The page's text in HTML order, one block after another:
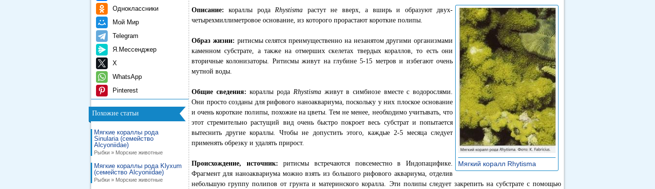
Одноклассники
Мой Мир
Telegram
Я.Мессенджер
X
WhatsApp
Pinterest
Похожие статьи
Мягкие кораллы рода
Sinularia (семейство
Alcyoniidae)
Рыбки » Морские животные
Мягкие кораллы рода Klyxum
(семейство Alcyoniidae)
Рыбки » Морские животные
Мягкий коралл Rhytisma
Описание: кораллы родаRhystisma растут не вверх, а вширь и образуют двух-
четырехмиллиметровое основание, из которого прорастают короткие полипы.
Образ жизни: ритисмы селятся преимущественно на незанятом другими организмами
каменном субстрате, а также на отмерших скелетах твердых кораллов, то есть они
вторичные колонизаторы. Ритисмы живут на глубине 5-15 метров и избегают очень
мутной воды.
Общие сведения: кораллы рода Rhystisma живут в симбиозе вместе с водорослями.
Они просто созданы для рифового наноаквариума, поскольку у них плоское основание
и очень короткие полипы, похожие на цветы. Тем не менее, необходимо учитывать, что
этот стремительно растущий вид очень быстро покроет весь субстрат и попытается
вытеснить другие кораллы. Чтобы не допустить этого, каждые 2-5 месяца следует
применять обрезку и удалять прирост.
Происхождение, источник:ритисмы встречаются повсеместно в Индопацифике.
Фрагмент для наноаквариума можно взять из большого рифового аквариума, отделив
небольшую группу полипов от грунта и материнского коралла. Эти полипы следует закрепить на субстрате с помощью